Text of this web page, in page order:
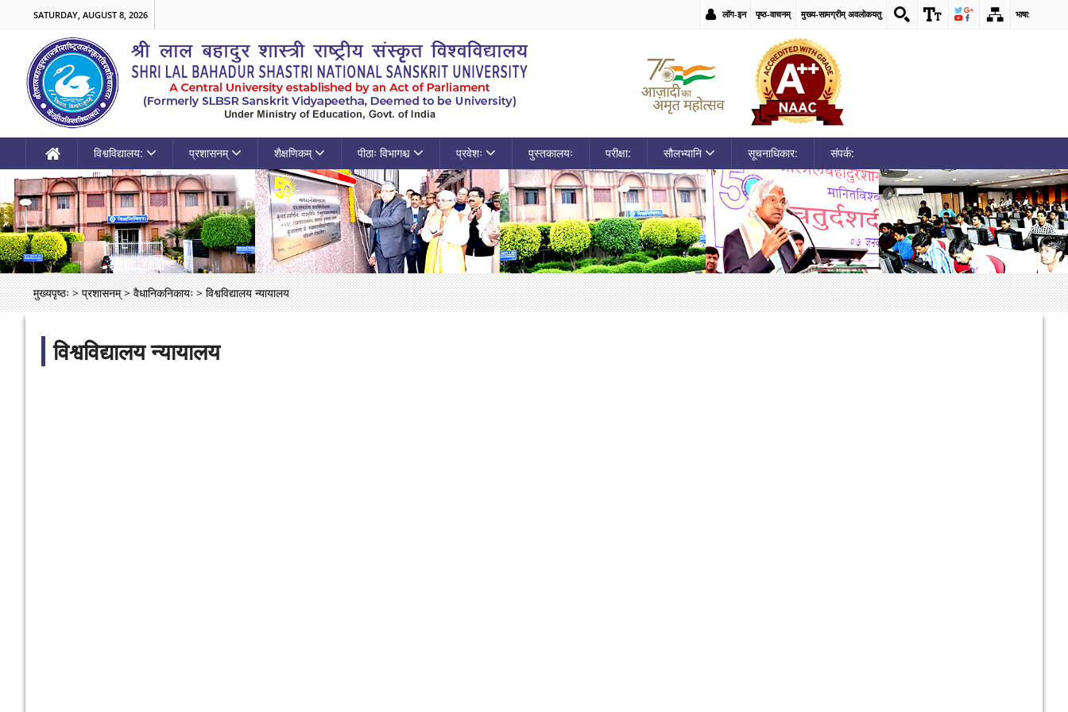
SATURDAY, AUGUST 8, 2026 लॉग-इन पृष्ठ-वाचनम् मुख्य-सामग्रीम् अवलोकयतु भाषा:
विश्वविद्यालय: प्रशासनम् शैक्षणिकम् पीठाः विभागश्च प्रवेशः पुस्तकालयः परीक्षा: सौलभ्यानि सूचनाधिकार: संपर्क:
मुख्यपृष्ठः > प्रशासनम् > वैधानिकनिकायः > विश्वविद्यालय न्यायालय
विश्वविद्यालय न्यायालय